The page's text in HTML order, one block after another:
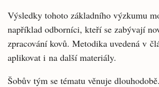
Výsledky tohoto základního výzkumu
například odborníci, kteří se zabývají
zpracování kovů. Metodika uvedená v
aplikovat i na další materiály.
Šobův tým se tématu věnuje